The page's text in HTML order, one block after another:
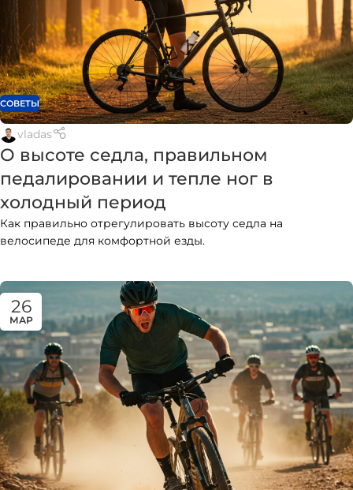
СОВЕТЫ
vladas
О высоте седла, правильном
педалировании и тепле ног в
холодный период
Как правильно отрегулировать высоту седла на
велосипеде для комфортной езды.
26
МАР